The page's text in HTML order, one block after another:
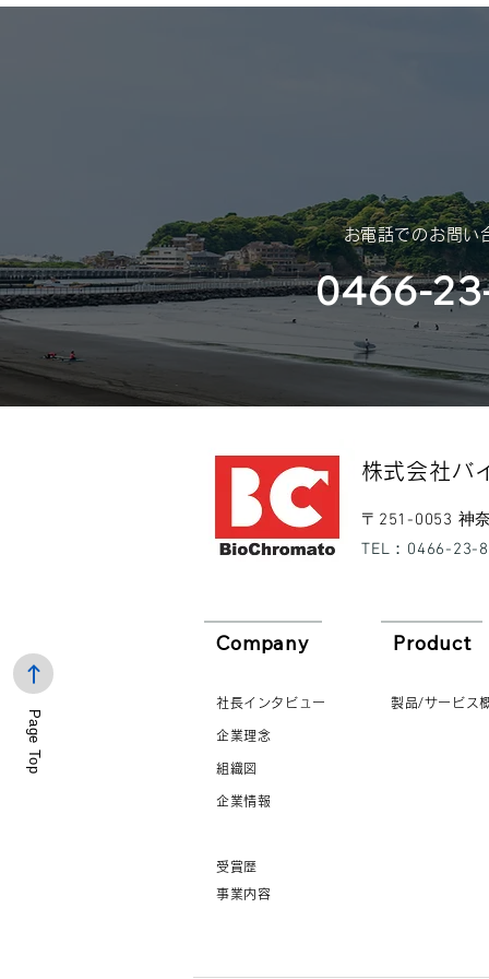
お電話でのお問い
0466-
Page Top
株式会社バ
〒251-0053 神
​TEL：0466-23-
Company
社長インタビュー
企業理念
組織図
企業情報
受賞歴
Product
製品/サービス
事業内容